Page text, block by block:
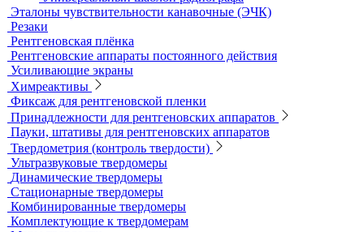
Литеры маркировочные
Магнитные держатели для рентгеновской пленки
Маркировочные знаки для радиографического контроля
Проволочные эталоны чувствительности
Универсальный шаблон радиографа
Эталоны чувствительности канавочные (ЭЧК)
Резаки
Рентгеновская плёнка
Рентгеновские аппараты постоянного действия
Усиливающие экраны